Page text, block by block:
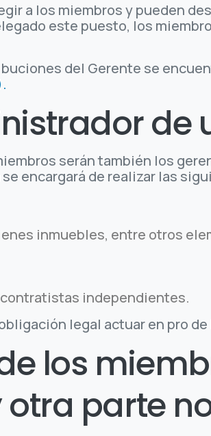
a los miembros y pueden
este puesto, los
del Gerente se
de
serán también los
encargará de realizar las
inmuebles, entre otros
contratistas independientes.
legal actuar en pro
los
parte